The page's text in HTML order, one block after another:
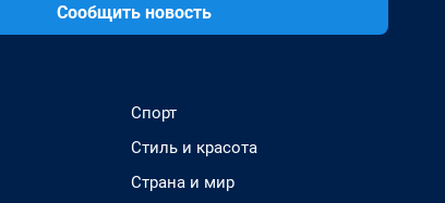
Сообщить новость
Спорт
Стиль и красота
Страна и мир